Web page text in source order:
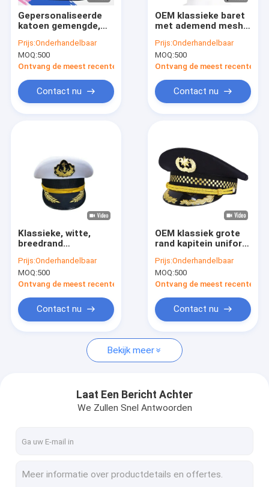
Ongeveer ons
Fabrieksreis
Nieuws
Gevallen
Verzoek om een Citaat
Buitenkleding
Wandelschoenen
Gepersonaliseerde
katoen gemengde,
pilotenhoed
Prijs:Onderhandelbaar
MOQ:500
Ontvang de meest recente Prijs
Contact nu
OEM klassieke baret
met ademend mesh
patch logo
beveiliging cap voor
eerwacht
Prijs:Onderhandelbaar
MOQ:500
Ontvang de meest recente
Contact nu
Klassieke, witte,
breedrand
Prijs:Onderhandelbaar
MOQ:500
Ontvang de meest recente Prijs
Contact nu
OEM klassiek grote
rand kapitein uniform
piloot beveiliging
luchtvaartmaatschappij
brede rand zwart
Prijs:Onderhandelbaar
MOQ:500
Ontvang de meest recente
Contact nu
Bekijk meer
Laat Een Bericht Achter
We Zullen Snel Antwoorden